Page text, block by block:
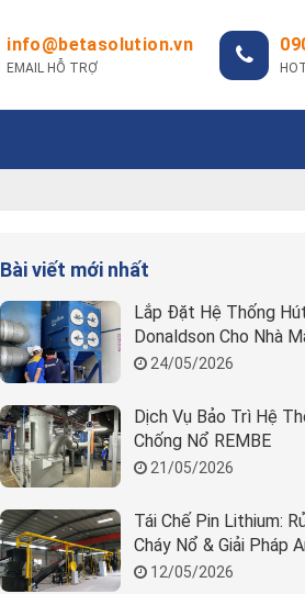
info@betasolution.vn
EMAIL HỖ TRỢ
Bài viết mới nhất
Lắp Đặt Hệ Thống
Donaldson Cho Nhà
Beta Solution
24/05/2026
Dịch Vụ Bảo Trì Hệ
Chống Nổ REMBE
21/05/2026
Tái Chế Pin Lithium:
Cháy Nổ & Giải Pháp
Nhà Máy
12/05/2026